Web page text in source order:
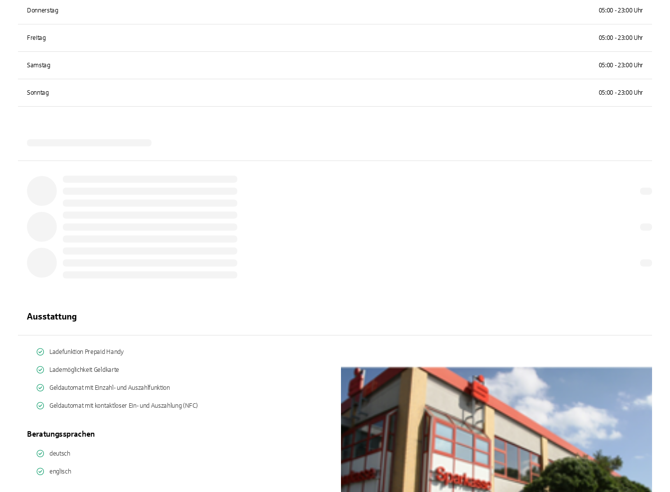
Donnerstag 05:00 - 23:00 Uhr
Freitag 05:00 - 23:00 Uhr
Samstag 05:00 - 23:00 Uhr
Sonntag 05:00 - 23:00 Uhr
Ausstattung
Ladefunktion Prepaid Handy
Lademöglichkeit Geldkarte
Geldautomat mit Einzahl- und Auszahlfunktion
Geldautomat mit kontaktloser Ein- und Auszahlung (NFC)
Beratungssprachen
deutsch
englisch